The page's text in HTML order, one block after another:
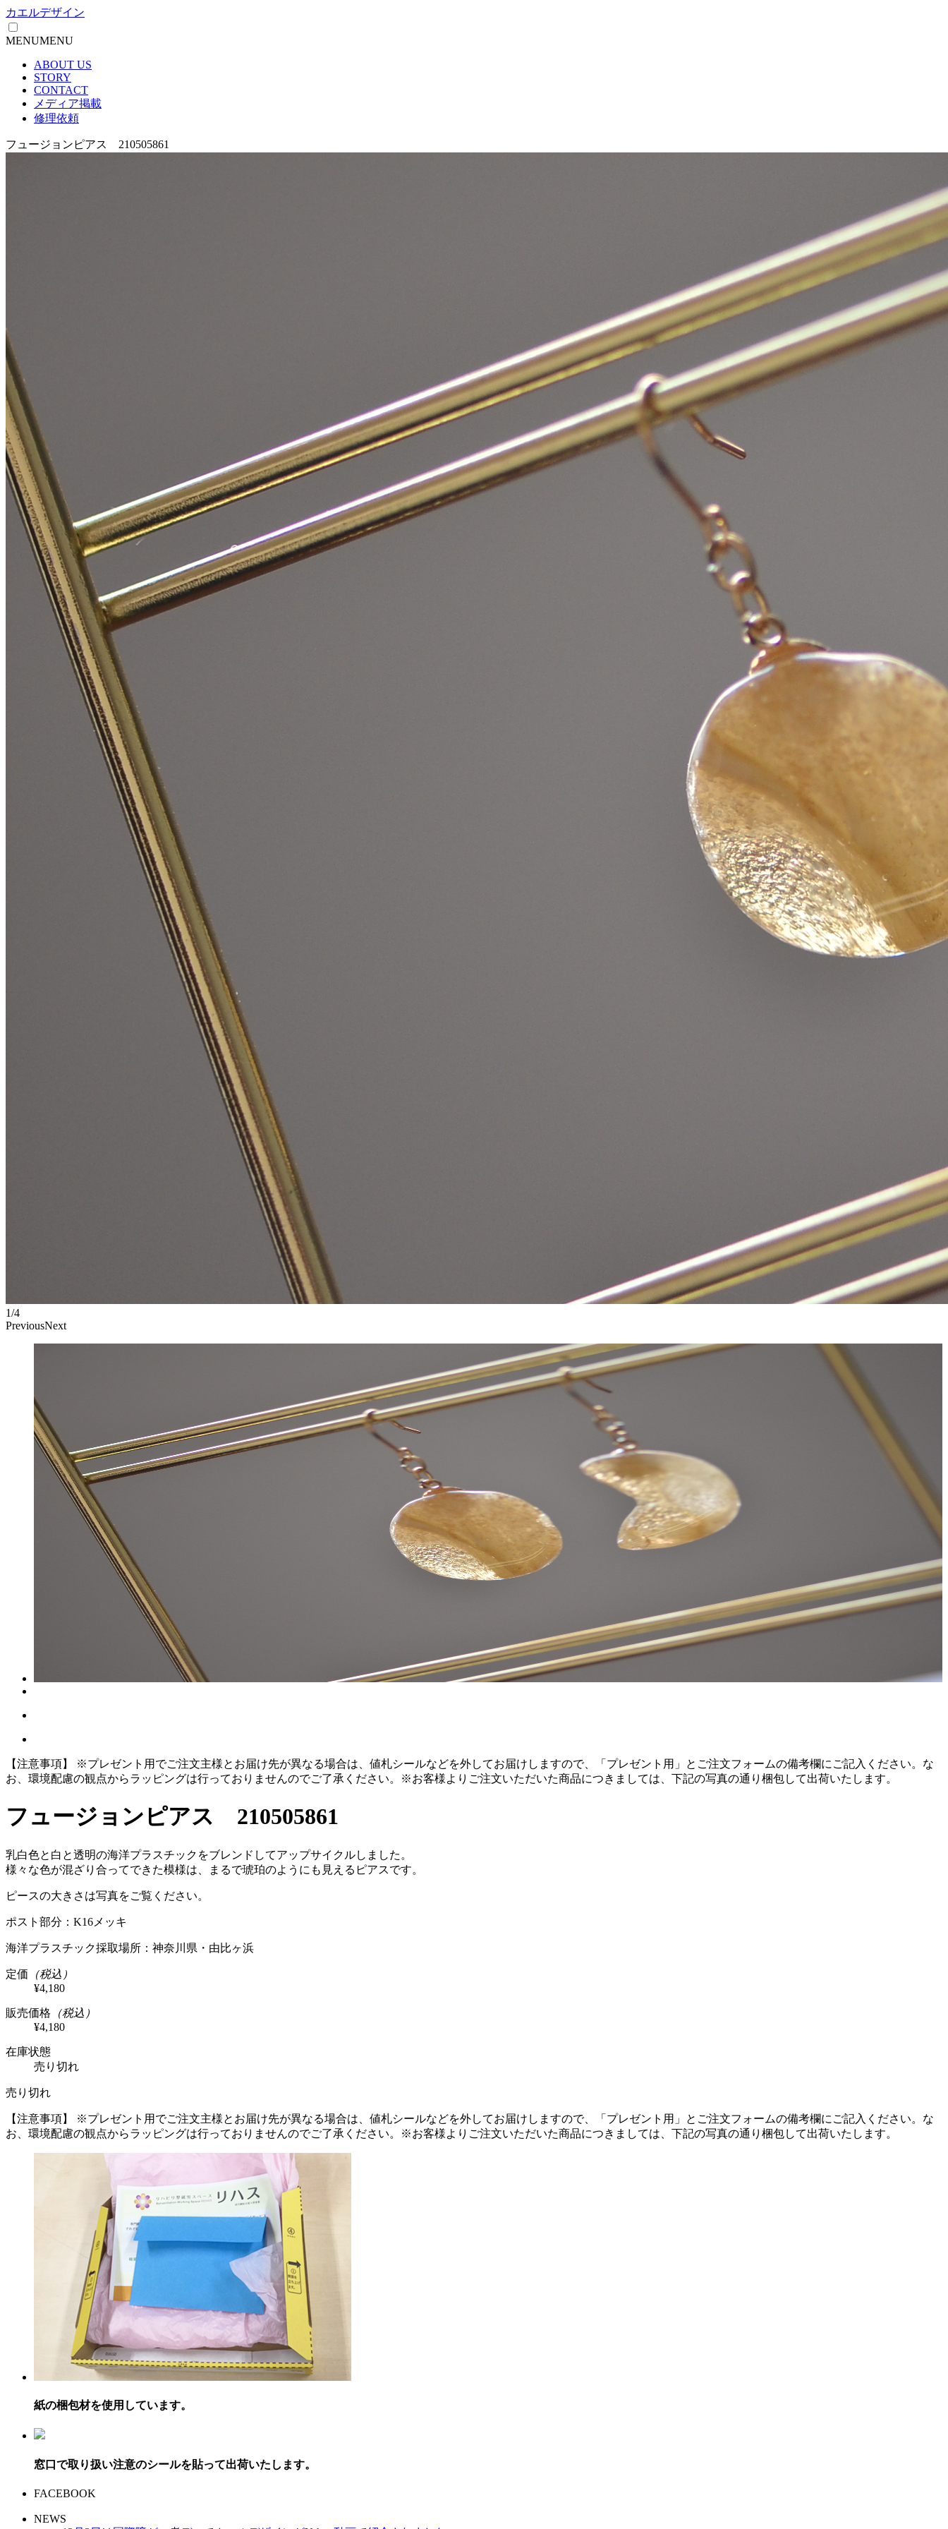
カエルデザイン
MENUMENU
ABOUT US
STORY
CONTACT
メディア掲載
修理依頼
フュージョンピアス 210505861
1/4
PreviousNext
【注意事項】 ※プレゼント用でご注文主様とお届け先が異なる場合は、値札シールなどを外してお届けしますので、「プレゼント用」とご注文フォームの備考欄にご記入ください。 な
お、環境配慮の観点からラッピングは行っておりませんのでご了承ください。
※お客様よりご注文いただいた商品につきましては、下記の写真の通り梱包して出荷いたします。
フュージョンピアス 210505861
乳白色と白と透明の海洋プラスチックをブレンドしてアップサイクルしました。
様々な色が混ざり合ってできた模様は、まるで琥珀のようにも見えるピアスです。
ピースの大きさは写真をご覧ください。
ポスト部分：K16メッキ
海洋プラスチック採取場所：神奈川県・由比ヶ浜
定価 （税込）
¥4,180
販売価格 （税込）
¥4,180
在庫状態
売り切れ
売り切れ
【注意事項】 ※プレゼント用でご注文主様とお届け先が異なる場合は、値札シールなどを外してお届けしますので、「プレゼント用」とご注文フォームの備考欄にご記入ください。 な
お、環境配慮の観点からラッピングは行っておりませんのでご了承ください。
※お客様よりご注文いただいた商品につきましては、下記の写真の通り梱包して出荷いたします。
紙の梱包材を使用しています。
窓口で取り扱い注意のシールを貼って出荷いたします。
FACEBOOK
NEWS